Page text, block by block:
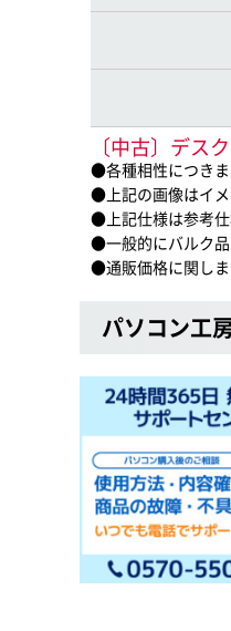
〔中古〕デス
●各種相性につきま
●上記の画像はイメ
●上記仕様は参考仕
●一般的にバルク品
●通販価格に関しま
パソコン工